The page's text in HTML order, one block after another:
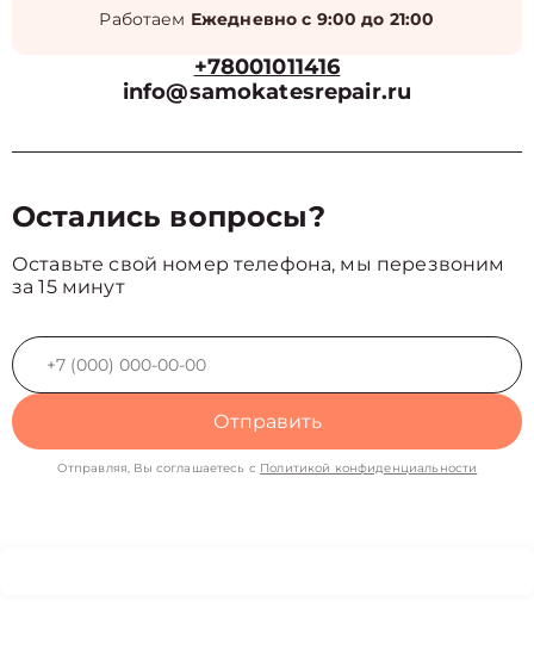
Работаем Ежедневно с 9:00 до 21:00
+78001011416
info@samokatesrepair.ru
Остались вопросы?
Оставьте свой номер телефона, мы перезвоним
за 15 минут
Отправить
Отправляя, Вы соглашаетесь с Политикой конфиденциальности